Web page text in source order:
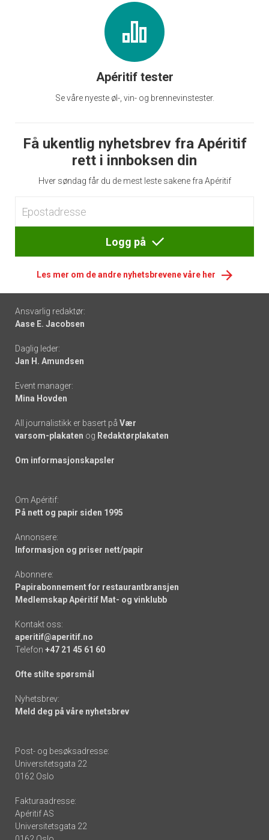
Apéritif tester
Se våre nyeste øl-, vin- og brennevinstester.
Få ukentlig nyhetsbrev fra Apéritif
rett i innboksen din
Hver søndag får du de mest leste sakene fra Apéritif
Logg på
Les mer om de andre nyhetsbrevene våre her
Footer
-
links
Ansvarlig redaktør:
Aase E. Jacobsen
Daglig leder:
Jan H. Amundsen
Event manager:
Mina Hovden
All journalistikk er basert på Vær
varsom-plakaten og Redaktørplakaten
Om informasjonskapsler
Om Apéritif:
På nett og papir siden 1995
Annonsere:
Informasjon og priser nett/papir
Abonnere:
Papirabonnement for restaurantbransjen
Medlemskap Apéritif Mat- og vinklubb
Kontakt oss:
aperitif@aperitif.no
Telefon +47 21 45 61 60
Ofte stilte spørsmål
Nyhetsbrev:
Meld deg på våre nyhetsbrev
Post- og besøksadresse:
Universitetsgata 22
0162 Oslo
Fakturaadresse:
Apéritif AS
Universitetsgata 22